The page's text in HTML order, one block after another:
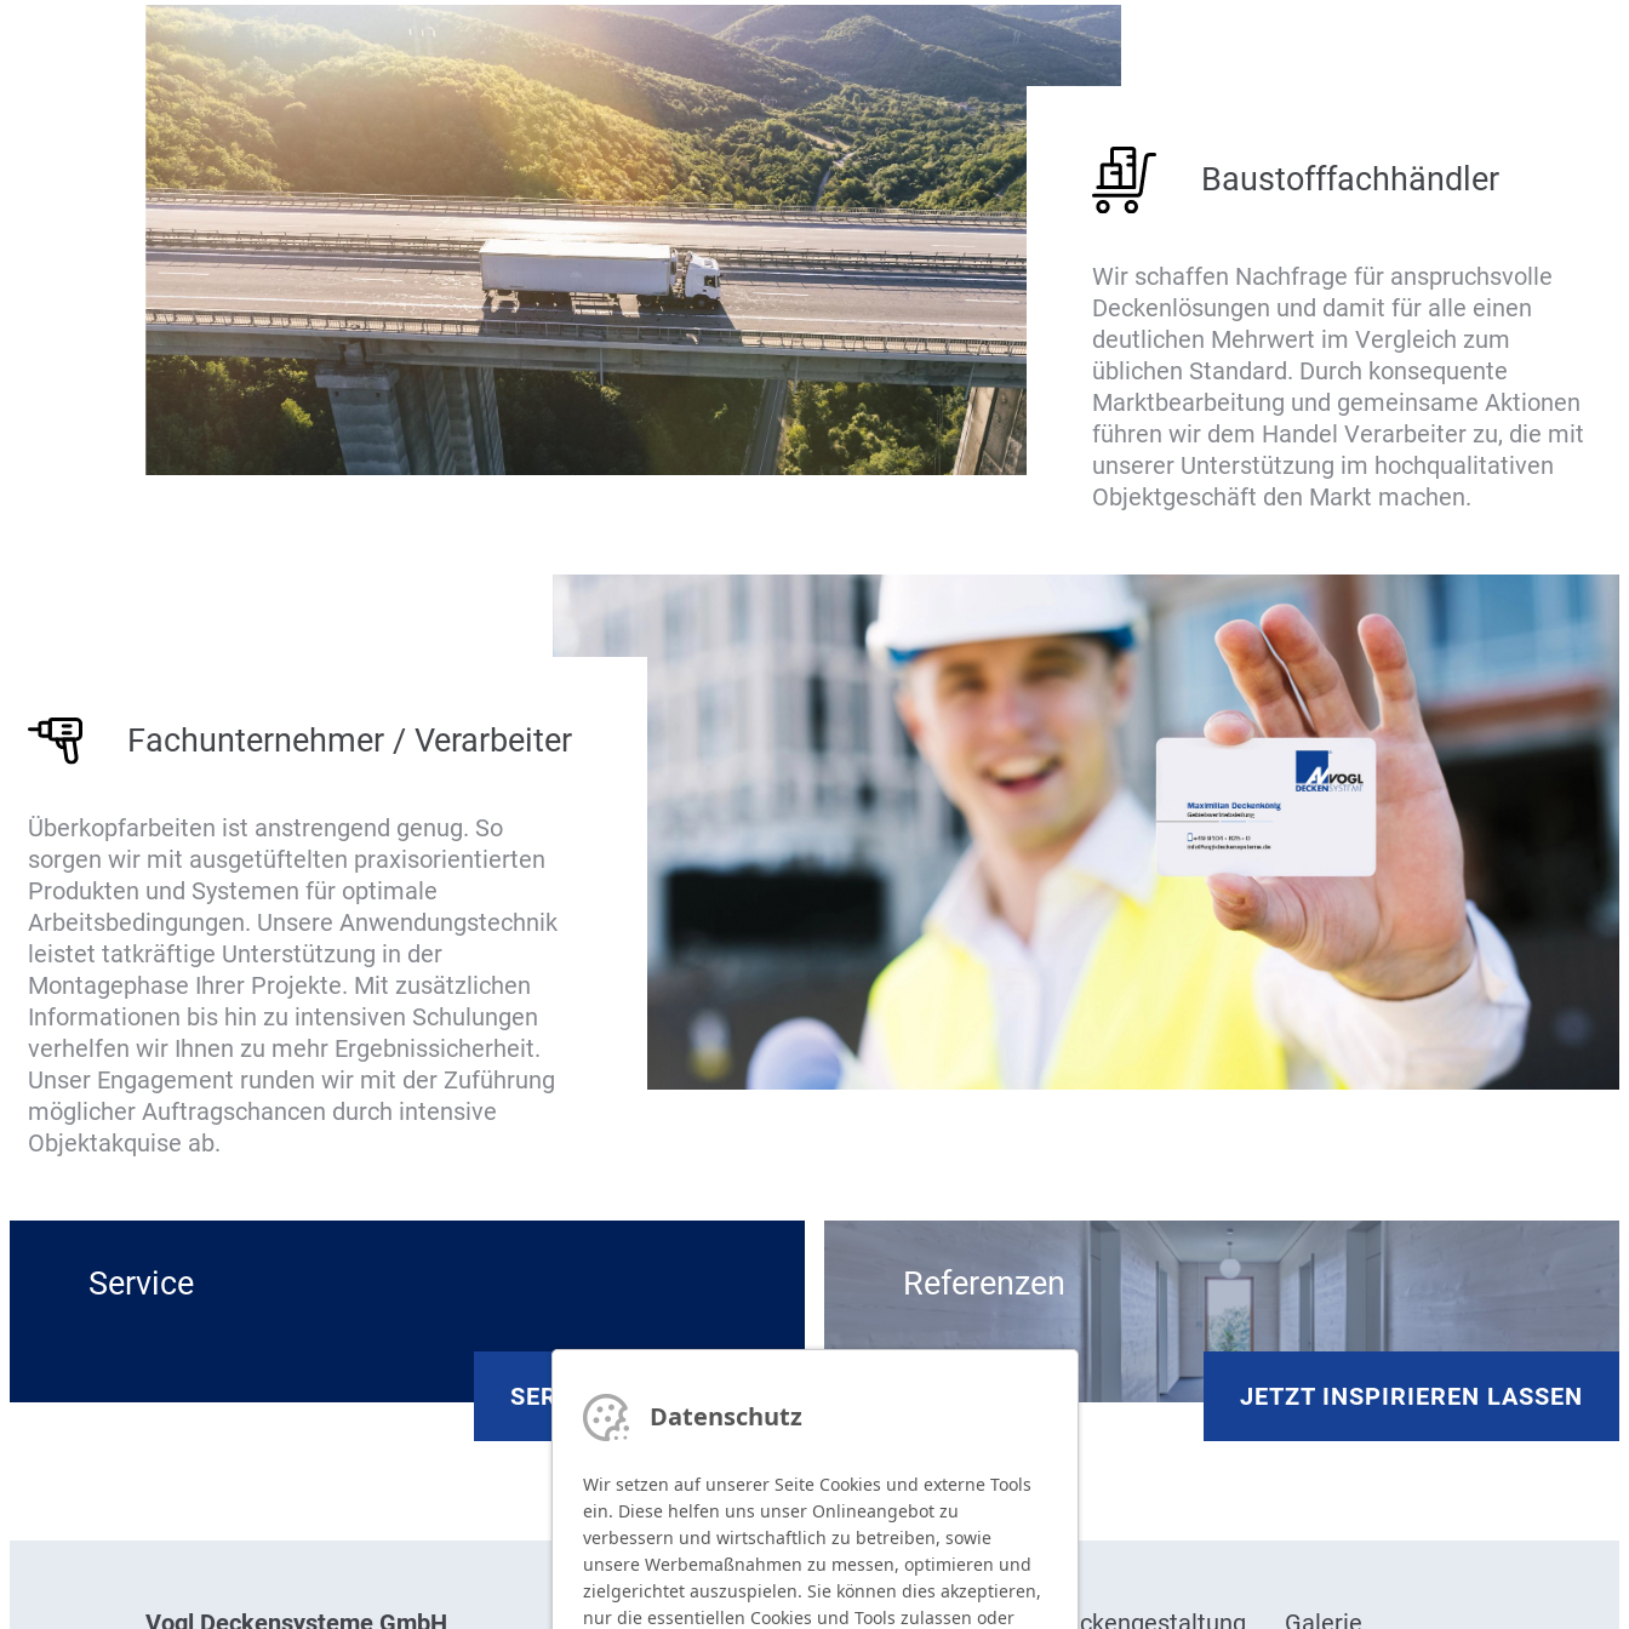
Baustofffachhändler
Wir schaffen Nachfrage für anspruchsvolle
Deckenlösungen und damit für alle einen
deutlichen Mehrwert im Vergleich zum
üblichen Standard. Durch konsequente
Marktbearbeitung und gemeinsame Aktionen
führen wir dem Handel Verarbeiter zu, die mit
unserer Unterstützung im hochqualitativen
Objektgeschäft den Markt machen.
Fachunternehmer / Verarbeiter
Überkopfarbeiten ist anstrengend genug. So
sorgen wir mit ausgetüftelten praxisorientierten
Produkten und Systemen für optimale
Arbeitsbedingungen. Unsere Anwendungstechnik
leistet tatkräftige Unterstützung in der
Montagephase Ihrer Projekte. Mit zusätzlichen
Informationen bis hin zu intensiven Schulungen
verhelfen wir Ihnen zu mehr Ergebnissicherheit.
Unser Engagement runden wir mit der Zuführung
möglicher Auftragschancen durch intensive
Objektakquise ab.
Service
SERVICE ENTDECKEN
Referenzen
JETZT INSPIRIEREN LASSEN
Vogl Deckensysteme GmbH T +49 9104 825-0 Deckengestaltung Galerie
Datenschutz
Wir setzen auf unserer Seite Cookies und externe Tools
ein. Diese helfen uns unser Onlineangebot zu
verbessern und wirtschaftlich zu betreiben, sowie
unsere Werbemaßnahmen zu messen, optimieren und
zielgerichtet auszuspielen. Sie können dies akzeptieren,
nur die essentiellen Cookies und Tools zulassen oder